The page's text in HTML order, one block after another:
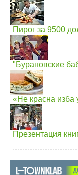
Пирог за 9500
"Бурановские
«Не красна изба
Презентация